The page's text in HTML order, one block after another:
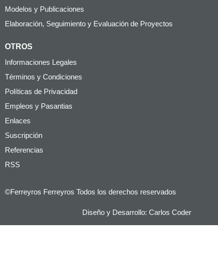
Modelos y Publicaciones
Elaboración, Seguimiento y Evaluación de Proyectos
OTROS
Informaciones Legales
Términos y Condiciones
Políticas de Privacidad
Empleos y Pasantias
Enlaces
Suscripción
Referencias
RSS
©Ferreyros Ferreyros Todos los derechos reservados
Diseño y Desarrollo:Carlos Coder